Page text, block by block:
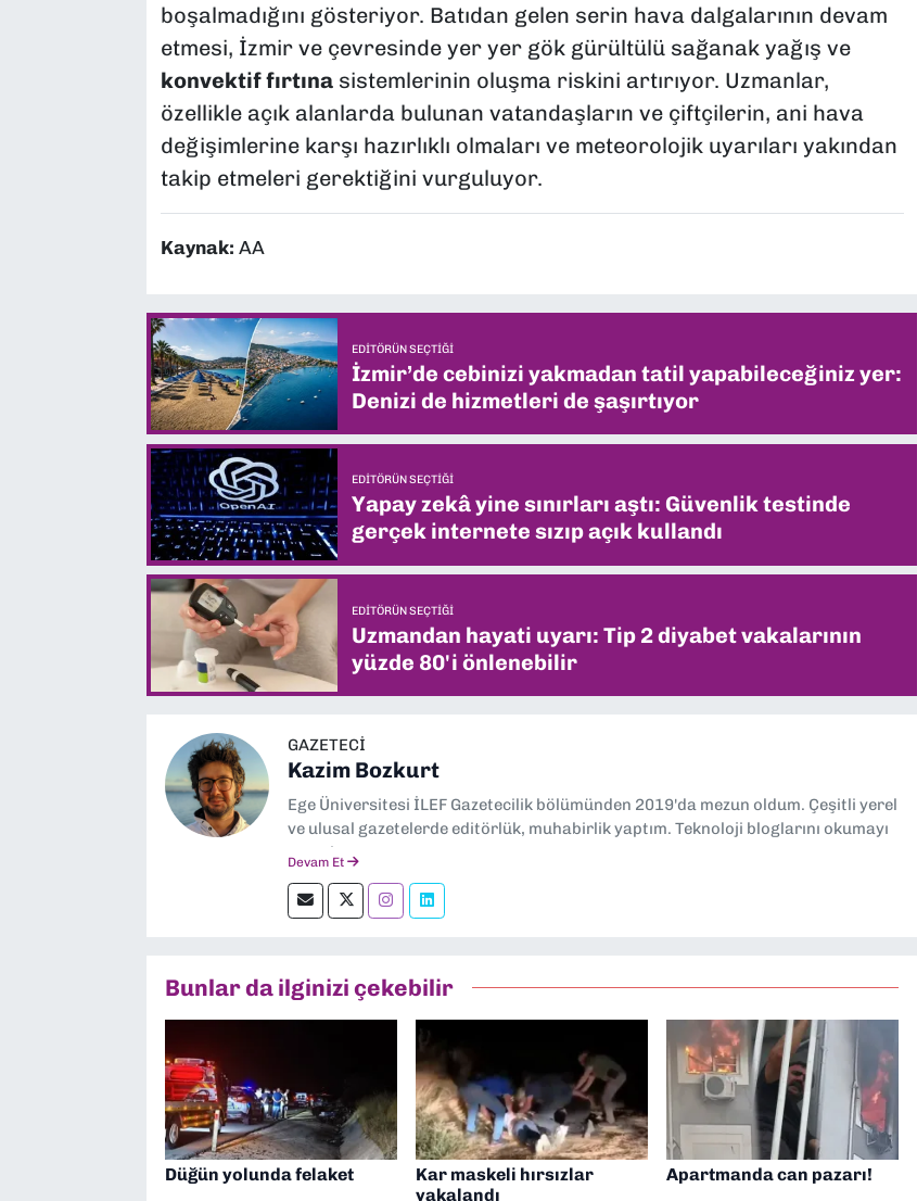
boşalmadığını gösteriyor. Batıdan gelen serin hava dalgalarının devam
etmesi, İzmir ve çevresinde yer yer gök gürültülü sağanak yağış ve
konvektif fırtınasistemlerinin oluşma riskini artırıyor. Uzmanlar,
özellikle açık alanlarda bulunan vatandaşların ve çiftçilerin, ani hava
değişimlerine karşı hazırlıklı olmaları ve meteorolojik uyarıları yakından
takip etmeleri gerektiğini vurguluyor.
Kaynak: AA
EDITÖRÜN SEÇTIĞI
İzmir’de cebinizi yakmadan tatil yapabileceğiniz yer:
Denizi de hizmetleri de şaşırtıyor
EDITÖRÜN SEÇTIĞI
Yapay zekâ yine sınırları aştı: Güvenlik testinde
gerçek internete sızıp açık kullandı
EDITÖRÜN SEÇTIĞI
Uzmandan hayati uyarı: Tip 2 diyabet vakalarının
yüzde 80'i önlenebilir
GAZETECI
Kazim Bozkurt
Ege Üniversitesi İLEF Gazetecilik bölümünden 2019'da mezun oldum. Çeşitli yerel
ve ulusal gazetelerde editörlük, muhabirlik yaptım. Teknoloji bloglarını okumayı
severim.
Devam Et
Bunlar da ilginizi çekebilir
Düğün yolunda felaket
Kar maskeli hırsızlar
yakalandı
Apartmanda can pazarı!